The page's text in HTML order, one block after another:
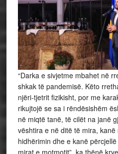
“Darka e sivjetme mbahet në
shkak të pandemisë. Këto
njëri-tjetrit fizikisht, por me
rikujtojë se sa i rëndësishëm
në miqtë tanë, të cilët na janë
vështira e në ditë të mira,
hidhërimin dhe e kanë